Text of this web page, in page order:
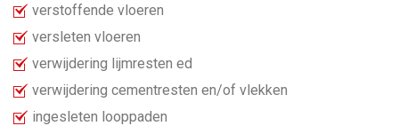
verstoffende vloeren
versleten vloeren
verwijdering lijmresten ed
verwijdering cementresten en/of vlekken
ingesleten looppaden